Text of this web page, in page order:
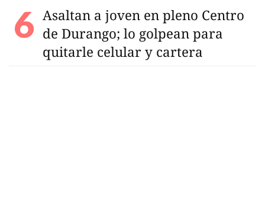
Asaltan a joven en pleno Centro
de Durango; lo golpean para
quitarle celular y cartera